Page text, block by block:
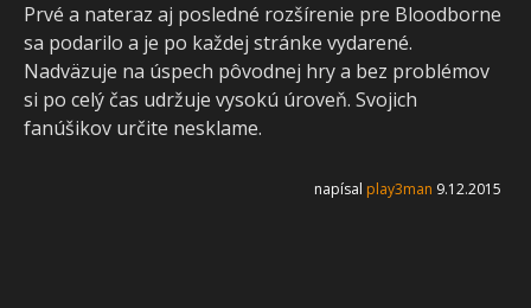
Prvé a nateraz aj posledné rozšírenie pre Bloodborne
sa podarilo a je po každej stránke vydarené.
Nadväzuje na úspech pôvodnej hry a bez problémov
si po celý čas udržuje vysokú úroveň. Svojich
fanúšikov určite nesklame.
napísal play3man 9.12.2015